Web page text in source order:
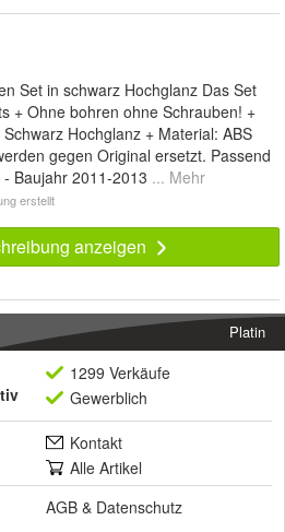
Set in schwarz Hochglanz Das Set
+ Ohne bohren ohne Schrauben! +
Hochglanz + Material: ABS
gegen Original ersetzt. Passend
Baujahr 2011-2013 ... Mehr
erstellt
anzeigen
Platin
1299 Verkäufe
Gewerblich
Kontakt
Alle Artikel
AGB & Datenschutz